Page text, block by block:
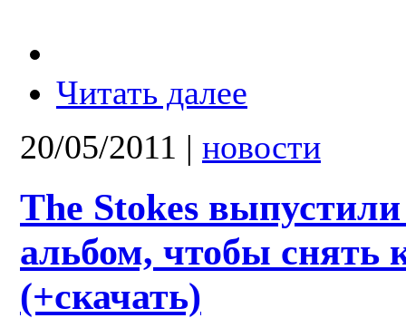
Читать далее
20/05/2011 | новости
The Stokes
альбом, чтобы снять
(+скачать)